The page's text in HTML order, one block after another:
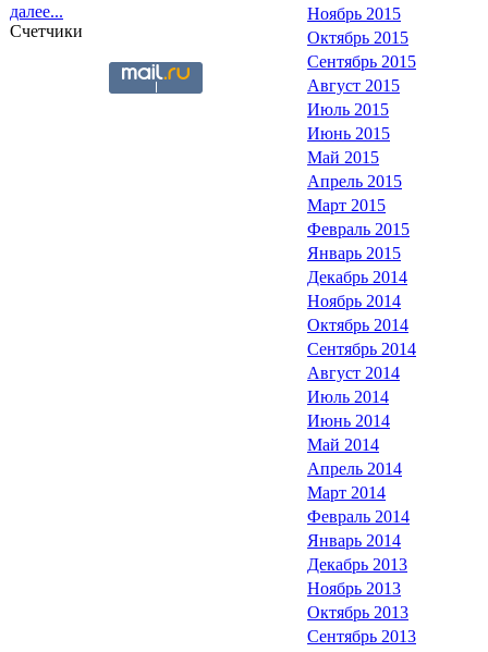
далее...
Счетчики
Ноябрь 2015
Октябрь 2015
Сентябрь 2015
Август 2015
Июль 2015
Июнь 2015
Май 2015
Апрель 2015
Март 2015
Февраль 2015
Январь 2015
Декабрь 2014
Ноябрь 2014
Октябрь 2014
Сентябрь 2014
Август 2014
Июль 2014
Июнь 2014
Май 2014
Апрель 2014
Март 2014
Февраль 2014
Январь 2014
Декабрь 2013
Ноябрь 2013
Октябрь 2013
Сентябрь 2013